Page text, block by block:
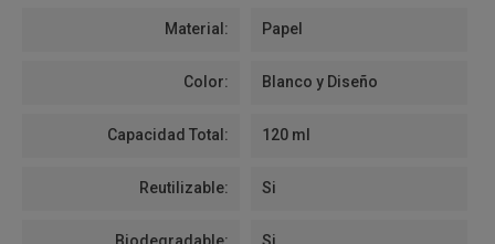
Material: Papel
Color: Blanco y Diseño
Capacidad Total: 120 ml
Reutilizable: Si